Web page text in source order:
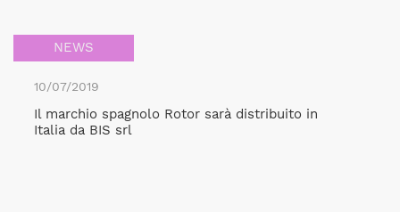
NEWS
10/07/2019
Il marchio spagnolo Rotor sarà distribuito in
Italia da BIS srl